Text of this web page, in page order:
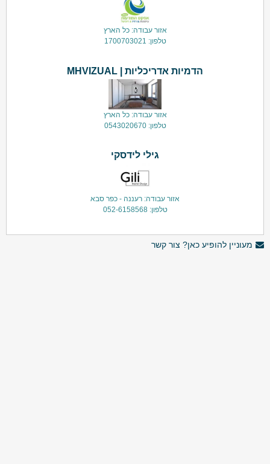
אזור עבודה: כל הארץ
טלפון: 1700703021
הדמיות אדריכליות | MHVIZUAL
אזור עבודה: כל הארץ
טלפון: 0543020670
גילי לידסקי
אזור עבודה: רעננה - כפר סבא
טלפון: 052-6158568
מעוניין להופיע כאן? צור קשר